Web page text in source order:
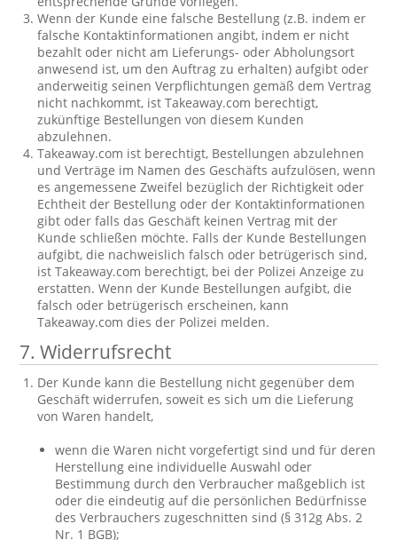
Wenn der Kunde eine falsche Bestellung (z.B. indem er
falsche Kontaktinformationen angibt, indem er nicht
bezahlt oder nicht am Lieferungs- oder Abholungsort
anwesend ist, um den Auftrag zu erhalten) aufgibt oder
anderweitig seinen Verpflichtungen gemäß dem Vertrag
nicht nachkommt, ist Takeaway.com berechtigt,
zukünftige Bestellungen von diesem Kunden
abzulehnen.
Takeaway.com ist berechtigt, Bestellungen abzulehnen
und Verträge im Namen des Geschäfts aufzulösen, wenn
es angemessene Zweifel bezüglich der Richtigkeit oder
Echtheit der Bestellung oder der Kontaktinformationen
gibt oder falls das Geschäft keinen Vertrag mit der
Kunde schließen möchte. Falls der Kunde Bestellungen
aufgibt, die nachweislich falsch oder betrügerisch sind,
ist Takeaway.com berechtigt, bei der Polizei Anzeige zu
erstatten. Wenn der Kunde Bestellungen aufgibt, die
falsch oder betrügerisch erscheinen, kann
Takeaway.com dies der Polizei melden.
7. Widerrufsrecht
Der Kunde kann die Bestellung nicht gegenüber dem
Geschäft widerrufen, soweit es sich um die Lieferung
von Waren handelt,
wenn die Waren nicht vorgefertigt sind und für deren
Herstellung eine individuelle Auswahl oder
Bestimmung durch den Verbraucher maßgeblich ist
oder die eindeutig auf die persönlichen Bedürfnisse
des Verbrauchers zugeschnitten sind (§ 312g Abs. 2
Nr. 1 BGB);